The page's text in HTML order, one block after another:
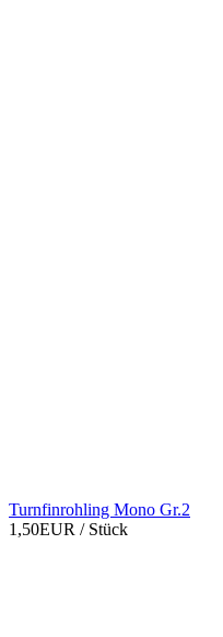
Turnfinrohling Mono Gr.2
1,50EUR / Stück